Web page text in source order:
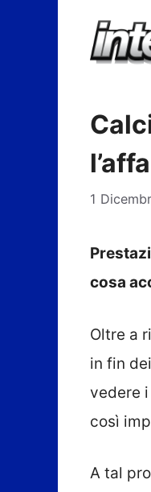
1
cosa
Oltre a
in fin
vedere
così
A tal